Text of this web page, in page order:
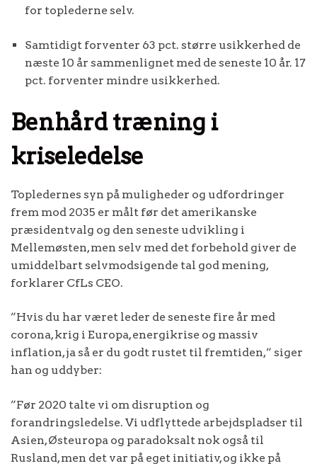
for toplederne selv.
Samtidigt forventer 63 pct. større usikkerhed de
næste 10 år sammenlignet med de seneste 10 år. 17
pct. forventer mindre usikkerhed.
Benhård træning i
kriseledelse
Topledernes syn på muligheder og udfordringer
frem mod 2035 er målt før det amerikanske
præsidentvalg og den seneste udvikling i
Mellemøsten, men selv med det forbehold giver de
umiddelbart selvmodsigende tal god mening,
forklarer CfLs CEO.
”Hvis du har været leder de seneste fire år med
corona, krig i Europa, energikrise og massiv
inflation, ja så er du godt rustet til fremtiden,” siger
han og uddyber:
”Før 2020 talte vi om disruption og
forandringsledelse. Vi udflyttede arbejdspladser til
Asien, Østeuropa og paradoksalt nok også til
Rusland, men det var på eget initiativ, og ikke på